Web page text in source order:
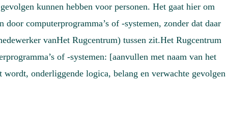
kunnen hebben voor personen. Het gaat hier om
door computerprogramma’s of -systemen, zonder dat daar
vanHet Rugcentrum) tussen zit.Het Rugcentrum
of -systemen: [aanvullen met naam van het
wordt, onderliggende logica, belang en verwachte gevolgen